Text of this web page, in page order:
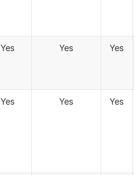
Yes Yes Yes
Yes Yes Yes